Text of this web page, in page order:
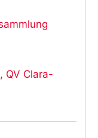
QV Clara-